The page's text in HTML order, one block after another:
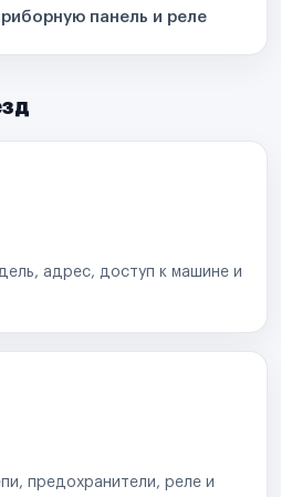
панель и реле
адрес, доступ к машине и
предохранители, реле и